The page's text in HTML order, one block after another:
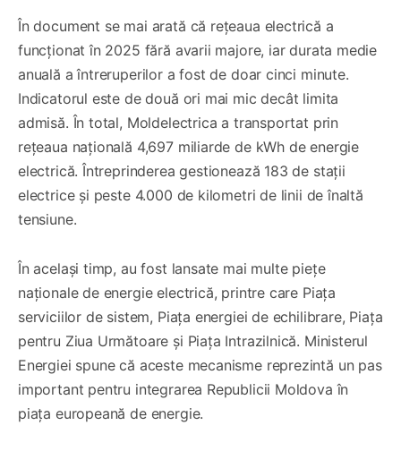
În document se mai arată că rețeaua electrică a
funcționat în 2025 fără avarii majore, iar durata medie
anuală a întreruperilor a fost de doar cinci minute.
Indicatorul este de două ori mai mic decât limita
admisă. În total, Moldelectrica a transportat prin
rețeaua națională 4,697 miliarde de kWh de energie
electrică. Întreprinderea gestionează 183 de stații
electrice și peste 4.000 de kilometri de linii de înaltă
tensiune.
În același timp, au fost lansate mai multe piețe
naționale de energie electrică, printre care Piața
serviciilor de sistem, Piața energiei de echilibrare, Piața
pentru Ziua Următoare și Piața Intrazilnică. Ministerul
Energiei spune că aceste mecanisme reprezintă un pas
important pentru integrarea Republicii Moldova în
piața europeană de energie.